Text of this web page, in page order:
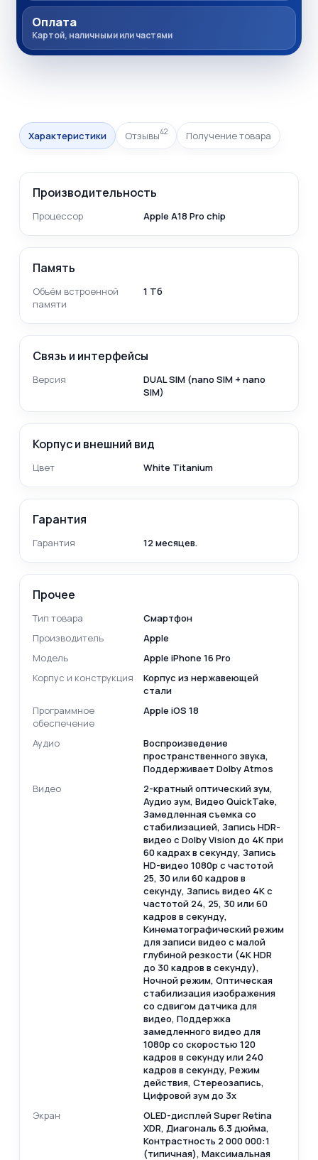
Оплата
Картой, наличными или частями
Характеристики Отзывы42 Получение товара
Производительность
Процессор Apple A18 Pro chip
Память
Объём встроенной
памяти
1 Тб
Связь и интерфейсы
Версия
DUAL SIM (nano SIM + nano
SIM)
Корпус и внешний вид
Цвет White Titanium
Гарантия
Гарантия 12 месяцев.
Прочее
Тип товара
Смартфон
Производитель
Apple
Модель
Apple iPhone 16 Pro
Корпус и конструкция
Корпус из нержавеющей
стали
Программное
обеспечение
Apple iOS 18
Аудио
Воспроизведение
пространственного звука,
Поддерживает Dolby Atmos
Видео
2-кратный оптический зум,
Аудио зум, Видео QuickTake,
Замедленная съемка со
стабилизацией, Запись HDR-
видео с Dolby Vision до 4K при
60 кадрах в секунду, Запись
HD-видео 1080p с частотой
25, 30 или 60 кадров в
секунду, Запись видео 4K с
частотой 24, 25, 30 или 60
кадров в секунду,
Кинематографический режим
для записи видео с малой
глубиной резкости (4K HDR
до 30 кадров в секунду),
Ночной режим, Оптическая
стабилизация изображения
со сдвигом датчика для
видео, Поддержка
замедленного видео для
1080p со скоростью 120
кадров в секунду или 240
кадров в секунду, Режим
действия, Стереозапись,
Цифровой зум до 3x
Экран
OLED-дисплей Super Retina
XDR, Диагональ 6.3 дюйма,
Контрастность 2 000 000:1
(типичная), Максимальная